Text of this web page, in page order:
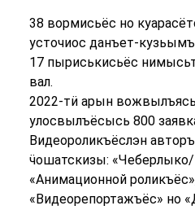
38 вормисьёс но
усточиос данъет-
17 пыриськисьёс
вал.
2022-тӥ арын
улосвылъёсысь 800
Видеороликъёслэн
ӵошатскизы:
«Анимационной
«Видеорепортажъёс» но